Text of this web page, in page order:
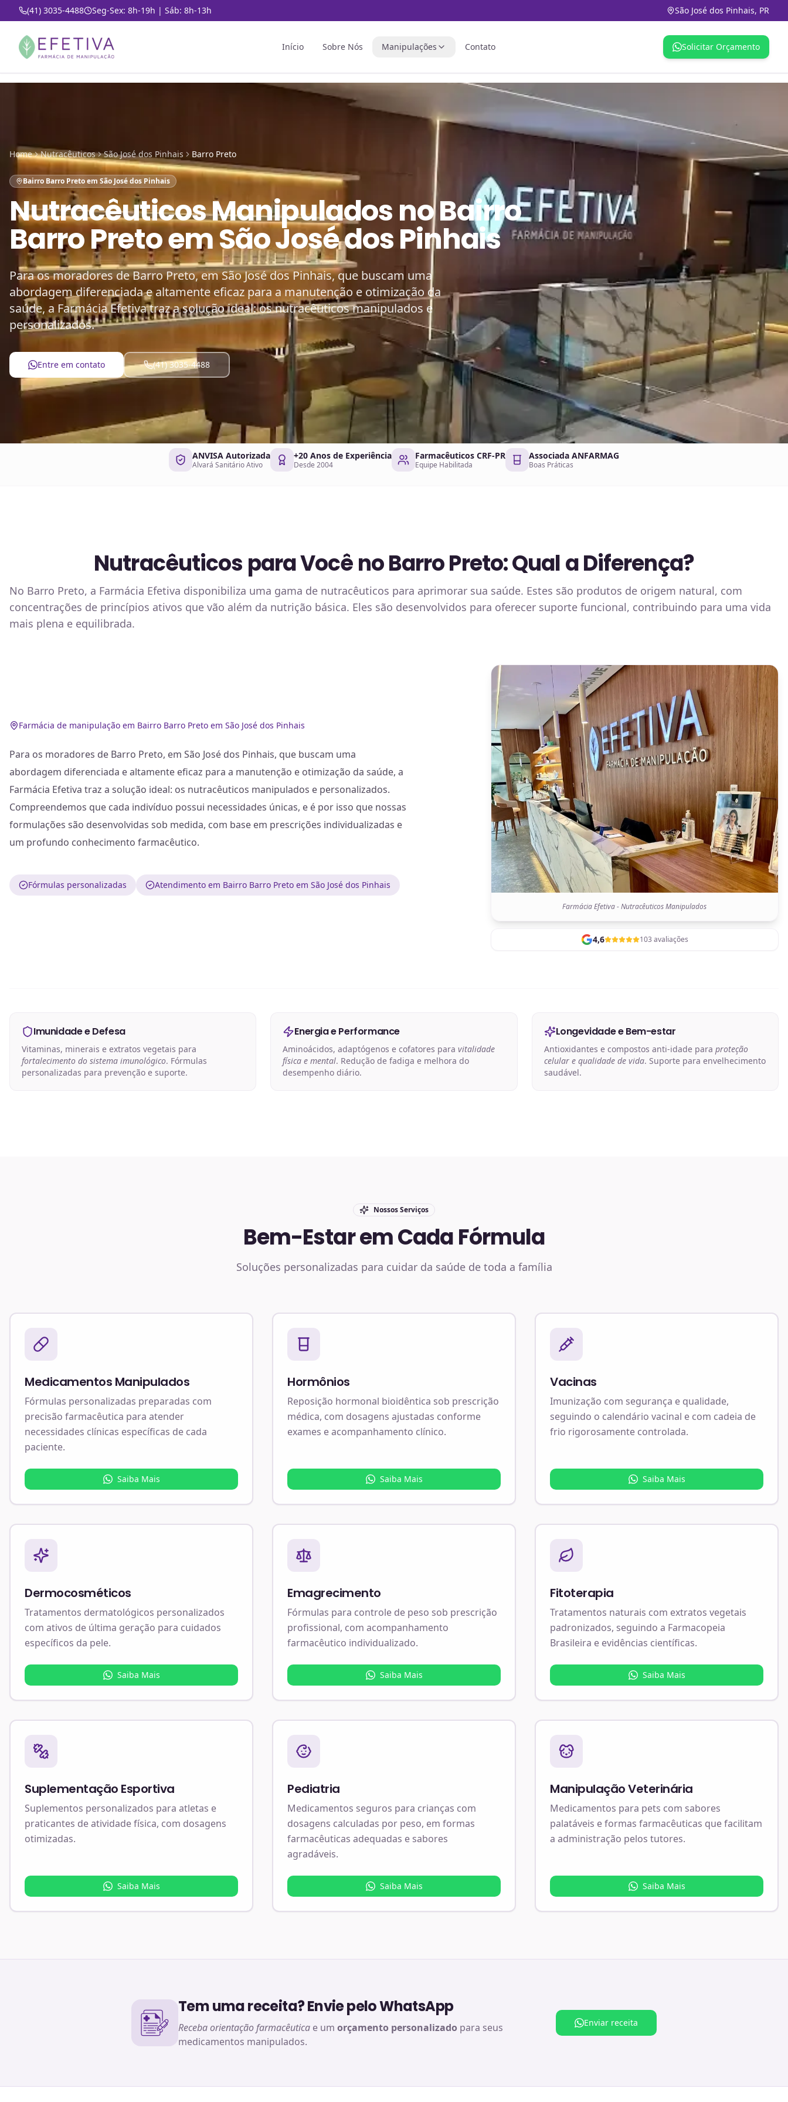
(41) 3035-4488 Seg-Sex: 8h-19h | Sáb: 8h-13h São José dos Pinhais, PR
Início Sobre Nós Manipulações Contato Solicitar Orçamento
Home Nutracêuticos São José dos Pinhais Barro Preto
Bairro Barro Preto em São José dos Pinhais
Nutracêuticos ManipuladosnoBairro
Barro Preto em São José dos Pinhais
Para os moradores de Barro Preto, em São José dos Pinhais, que buscam uma
abordagem diferenciada e altamente eficaz para a manutenção e otimização da
saúde, a Farmácia Efetiva traz a solução ideal: os nutracêuticos manipulados e
personalizados.
Entre em contato (41) 3035-4488
ANVISA Autorizada
Alvará Sanitário Ativo
+20 Anos de Experiência
Desde 2004
Farmacêuticos CRF-PR
Equipe Habilitada
Associada ANFARMAG
Boas Práticas
Nutracêuticos para Você no Barro Preto: Qual a Diferença?
No Barro Preto, a Farmácia Efetiva disponibiliza uma gama de nutracêuticos para aprimorar sua saúde. Estes são produtos de origem natural, com
concentrações de princípios ativos que vão além da nutrição básica. Eles são desenvolvidos para oferecer suporte funcional, contribuindo para uma vida
mais plena e equilibrada.
Farmácia de manipulação em Bairro Barro Preto em São José dos Pinhais
Para os moradores de Barro Preto, em São José dos Pinhais, que buscam uma
abordagem diferenciada e altamente eficaz para a manutenção e otimização da saúde, a
Farmácia Efetiva traz a solução ideal: os nutracêuticos manipulados e personalizados.
Compreendemos que cada indivíduo possui necessidades únicas, e é por isso que nossas
formulações são desenvolvidas sob medida, com base em prescrições individualizadas e
um profundo conhecimento farmacêutico.
Fórmulas personalizadas Atendimento em Bairro Barro Preto em São José dos Pinhais
Farmácia Efetiva - Nutracêuticos Manipulados
4,6 103 avaliações
Imunidade e Defesa
Vitaminas, minerais e extratos vegetais para
fortalecimento do sistema imunológico. Fórmulas
personalizadas para prevenção e suporte.
Energia e Performance
Aminoácidos, adaptógenos e cofatores paravitalidade
física e mental. Redução de fadiga e melhora do
desempenho diário.
Longevidade e Bem-estar
Antioxidantes e compostos anti-idade para proteção
celular e qualidade de vida. Suporte para envelhecimento
saudável.
Nossos Serviços
Bem-Estar em Cada Fórmula
Soluções personalizadas para cuidar da saúde de toda a família
Medicamentos Manipulados
Fórmulas personalizadas preparadas com
precisão farmacêutica para atender
necessidades clínicas específicas de cada
paciente.
Saiba Mais
Hormônios
Reposição hormonal bioidêntica sob prescrição
médica, com dosagens ajustadas conforme
exames e acompanhamento clínico.
Saiba Mais
Vacinas
Imunização com segurança e qualidade,
seguindo o calendário vacinal e com cadeia de
frio rigorosamente controlada.
Saiba Mais
Dermocosméticos
Tratamentos dermatológicos personalizados
com ativos de última geração para cuidados
específicos da pele.
Saiba Mais
Emagrecimento
Fórmulas para controle de peso sob prescrição
profissional, com acompanhamento
farmacêutico individualizado.
Saiba Mais
Fitoterapia
Tratamentos naturais com extratos vegetais
padronizados, seguindo a Farmacopeia
Brasileira e evidências científicas.
Saiba Mais
Suplementação Esportiva
Suplementos personalizados para atletas e
praticantes de atividade física, com dosagens
otimizadas.
Saiba Mais
Pediatria
Medicamentos seguros para crianças com
dosagens calculadas por peso, em formas
farmacêuticas adequadas e sabores
agradáveis.
Saiba Mais
Manipulação Veterinária
Medicamentos para pets com sabores
palatáveis e formas farmacêuticas que facilitam
a administração pelos tutores.
Saiba Mais
Tem uma receita? Envie pelo WhatsApp
Receba orientação farmacêutica e um orçamento personalizado para seus
medicamentos manipulados.
Enviar receita